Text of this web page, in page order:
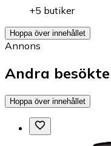
+5 butiker
Hoppa över innehållet
Annons
Andra
Hoppa över innehållet